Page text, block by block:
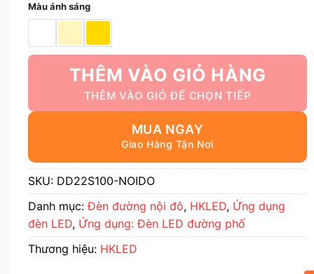
Màu ánh sáng
THÊM VÀO GIỎ HÀNG
MUA NGAY
SKU: DD22S100-NOIDO
Danh mục:Đèn đường nội đô, HKLED, Ứng dụng
đèn LED, Ứng dụng: Đèn LED đường phố
Thương hiệu: HKLED